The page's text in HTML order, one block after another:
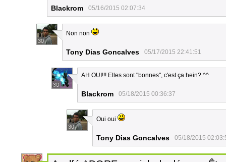
Blackrom 05/16/2015 02:07:34
30
Non non
Tony Dias Goncalves 05/17/2015 22:41:51
30
AH OUI!!! Elles sont "bonnes", c'est ça hein? ^^
Blackrom 05/18/2015 00:36:37
30
Oui oui
Tony Dias Goncalves 05/18/2015